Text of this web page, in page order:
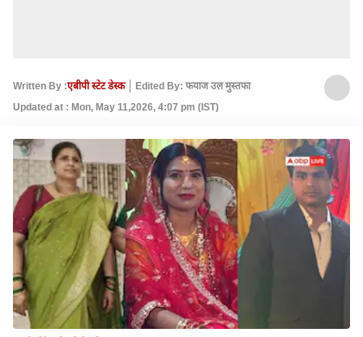
Written By :एबीपी स्टेट डेस्क
Edited By: फयाज उल मुस्तफा
Updated at : Mon, May 11,2026, 4:07 pm (IST)